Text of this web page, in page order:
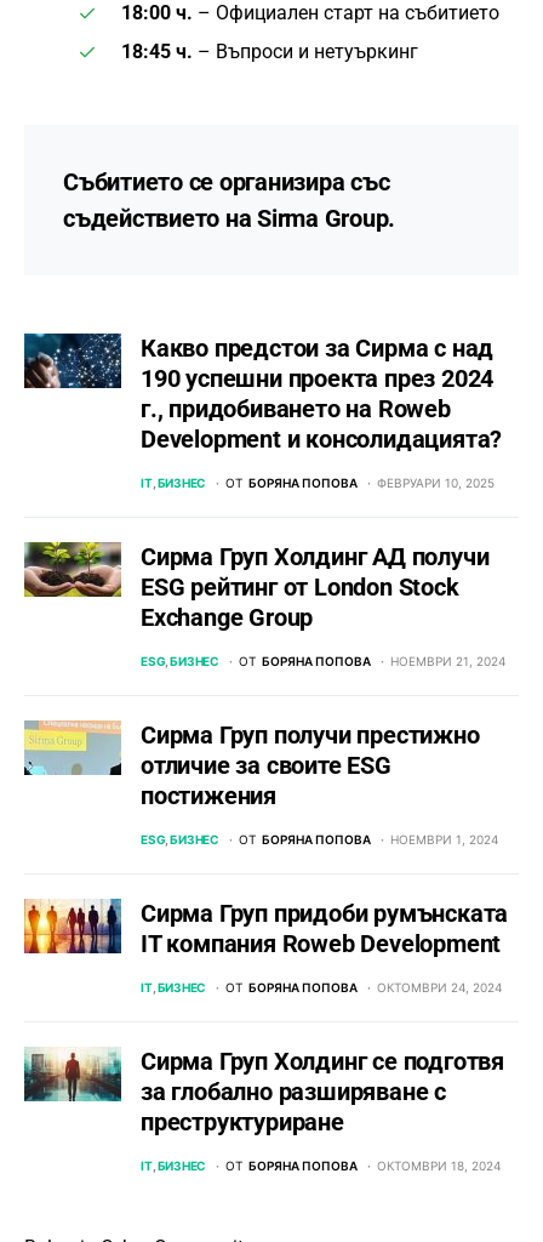
18:00 ч. – Официален старт на събитието
18:45 ч. – Въпроси и нетуъркинг
Събитието се организира със
съдействието на Sirma Group.
Какво предстои за Сирма с над
190 успешни проекта през 2024
г., придобиването на Roweb
Development и консолидацията?
IT БИЗНЕС ОТ БОРЯНА ПОПОВА ФЕВРУАРИ 10, 2025
Сирма Груп Холдинг АД получи
ESG рейтинг от London Stock
Exchange Group
ESG БИЗНЕС ОТ БОРЯНА ПОПОВА НОЕМВРИ 21, 2024
Сирма Груп получи престижно
отличие за своите ESG
постижения
ESG БИЗНЕС ОТ БОРЯНА ПОПОВА НОЕМВРИ 1, 2024
Сирма Груп придоби румънската
IT компания Roweb Development
IT БИЗНЕС ОТ БОРЯНА ПОПОВА ОКТОМВРИ 24, 2024
Сирма Груп Холдинг се подготвя
за глобално разширяване с
преструктуриране
IT БИЗНЕС ОТ БОРЯНА ПОПОВА ОКТОМВРИ 18, 2024